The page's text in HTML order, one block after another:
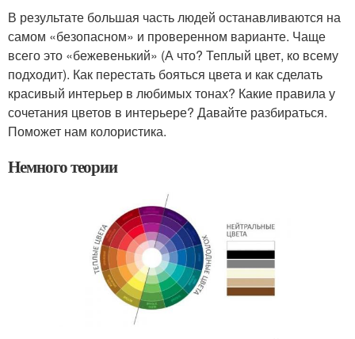
В результате большая часть людей останавливаются на
самом «безопасном» и проверенном варианте. Чаще
всего это «бежевенький» (А что? Теплый цвет, ко всему
подходит). Как перестать бояться цвета и как сделать
красивый интерьер в любимых тонах? Какие правила у
сочетания цветов в интерьере? Давайте разбираться.
Поможет нам колористика.
Немного теории